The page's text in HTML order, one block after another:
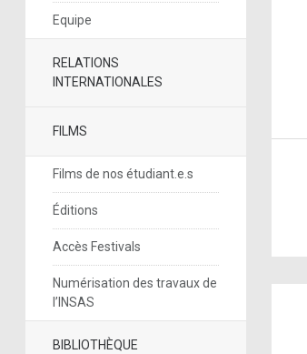
Equipe
RELATIONS
INTERNATIONALES
FILMS
Films de nos étudiant.e.s
Éditions
Accès Festivals
Numérisation des travaux de
l’INSAS
BIBLIOTHÈQUE